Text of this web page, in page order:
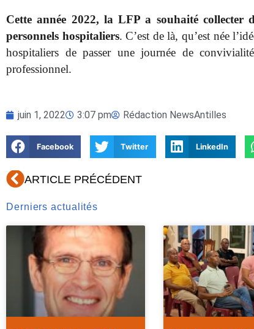
Cette année 2022, la LFP a souhaité
personnels hospitaliers. C’est de là, qu’est née
hospitaliers de passer une journée de
professionnel.
juin 1, 2022 3:07 pm Rédaction NewsAntilles
Facebook Twitter LinkedIn
Précédent
ARTICLE PRÉCÉDENT
Derniers actualités